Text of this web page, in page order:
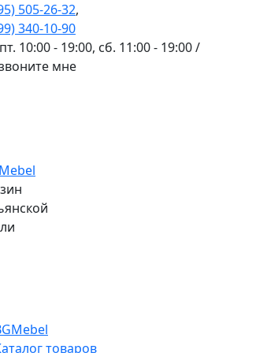
505-26-32,
340-10-90
10:00 - 19:00, сб. 11:00 - 19:00 /
мне
товаров